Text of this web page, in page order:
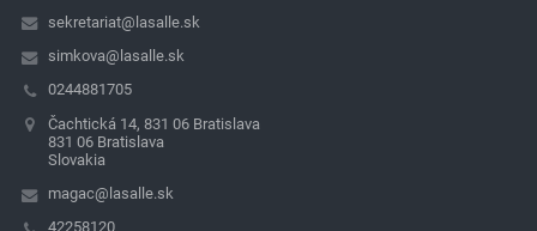
sekretariat@lasalle.sk
simkova@lasalle.sk
0244881705
Čachtická 14, 831 06 Bratislava
831 06 Bratislava
Slovakia
magac@lasalle.sk
42258120